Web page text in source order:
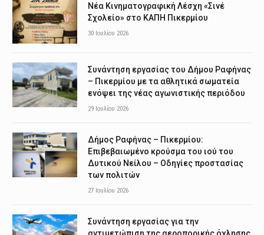
Νέα Κινηματογραφική Λέσχη «Σινέ
Σχολείο» στο ΚΑΠΗ Πικερμίου
30 Ιουλίου 2026
Συνάντηση εργασίας του Δήμου Ραφήνας
– Πικερμίου με τα αθλητικά σωματεία
ενόψει της νέας αγωνιστικής περιόδου
29 Ιουλίου 2026
Δήμος Ραφήνας – Πικερμίου:
Επιβεβαιωμένο κρούσμα του ιού του
Δυτικού Νείλου – Οδηγίες προστασίας
των πολιτών
27 Ιουλίου 2026
Συνάντηση εργασίας για την